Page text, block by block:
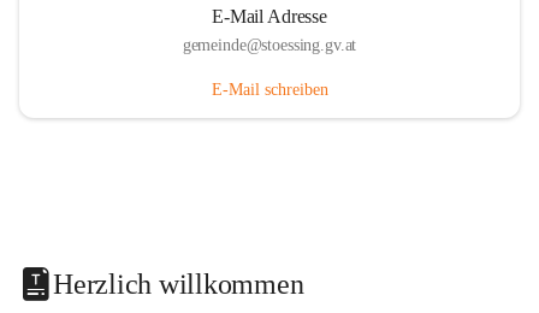
E-Mail Adresse
gemeinde@stoessing.gv.at
E-Mail schreiben
Herzlich willkommen